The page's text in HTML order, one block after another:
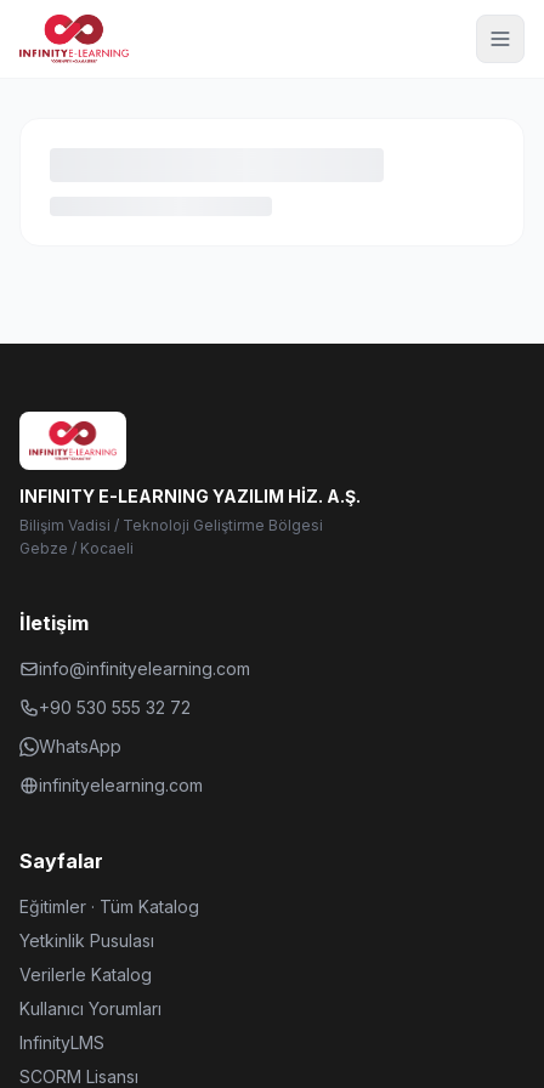
INFINITY E-LEARNING YAZILIM HİZ. A.Ş.
Bilişim Vadisi / Teknoloji Geliştirme Bölgesi
Gebze / Kocaeli
İletişim
info@infinityelearning.com
+90 530 555 32 72
WhatsApp
infinityelearning.com
Sayfalar
Eğitimler · Tüm Katalog
Yetkinlik Pusulası
Verilerle Katalog
Kullanıcı Yorumları
InfinityLMS
SCORM Lisansı